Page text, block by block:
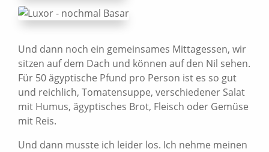
Und dann noch ein gemeinsames Mittagessen, wir
sitzen auf dem Dach und können auf den Nil sehen.
Für 50 ägyptische Pfund pro Person ist es so gut
und reichlich, Tomatensuppe, verschiedener Salat
mit Humus, ägyptisches Brot, Fleisch oder Gemüse
mit Reis.
Und dann musste ich leider los. Ich nehme meinen